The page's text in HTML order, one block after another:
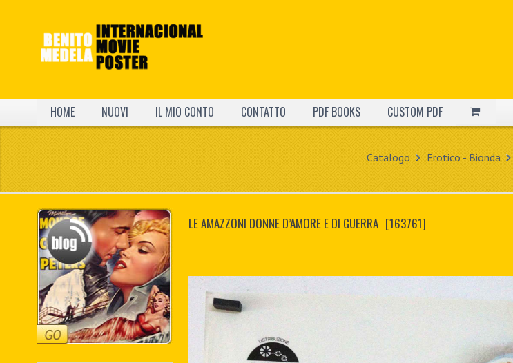
HOME NUOVI IL MIO CONTO CONTATTO PDF BOOKS CUSTOM PDF
Catalogo Erotico - Bionda
LE AMAZZONI DONNE D’AMORE E DI GUERRA [163761]